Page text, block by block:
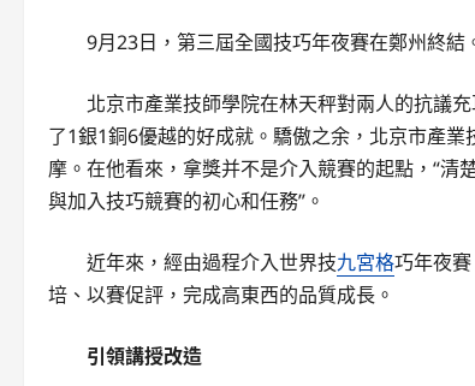
9月23日，第三屆全國技巧年夜賽在鄭州終
北京市產業技師學院在林天秤對兩人的抗議
了1銀1銅6優越的好成就。驕傲之余，北京市產
摩。在他看來，拿獎并不是介入競賽的起點，“
與加入技巧競賽的初心和任務”。
近年來，經由過程介入世界技九宮格巧年夜
培、以賽促評，完成高東西的品質成長。
引領講授改造